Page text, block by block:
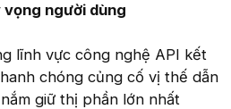
vọng người dùng
lĩnh vực công nghệ API kết
chóng củng cố vị thế dẫn
giữ thị phần lớn nhất